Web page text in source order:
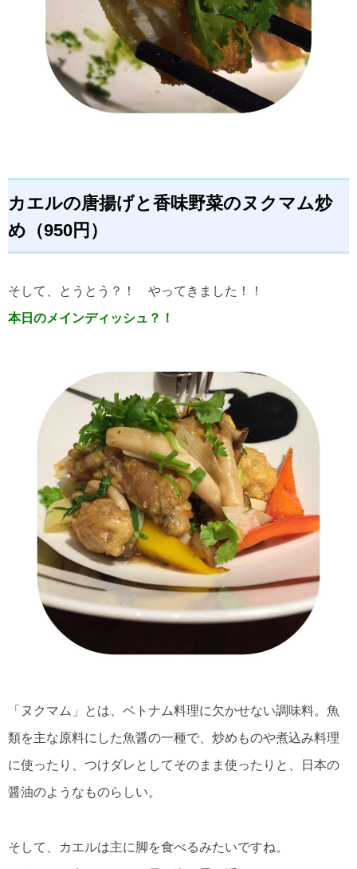
カエルの唐揚げと香味野菜のヌクマム炒
め（950円）
そして、とうとう？！ やってきました！！
本日のメインディッシュ？！
「ヌクマム」とは、ベトナム料理に欠かせない調味料。魚
類を主な原料にした魚醤の一種で、炒めものや煮込み料理
に使ったり、つけダレとしてそのまま使ったりと、日本の
醤油のようなものらしい。
そして、カエルは主に脚を食べるみたいですね。